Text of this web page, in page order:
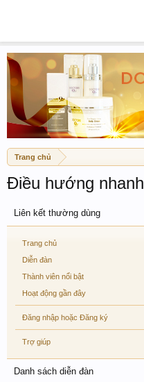
Trang chủ
Điều hướng nhanh
Liên kết thường dùng
Trang chủ
Diễn đàn
Thành viên nổi bật
Hoạt động gần đây
Đăng nhập hoặc Đăng ký
Trợ giúp
Danh sách diễn đàn